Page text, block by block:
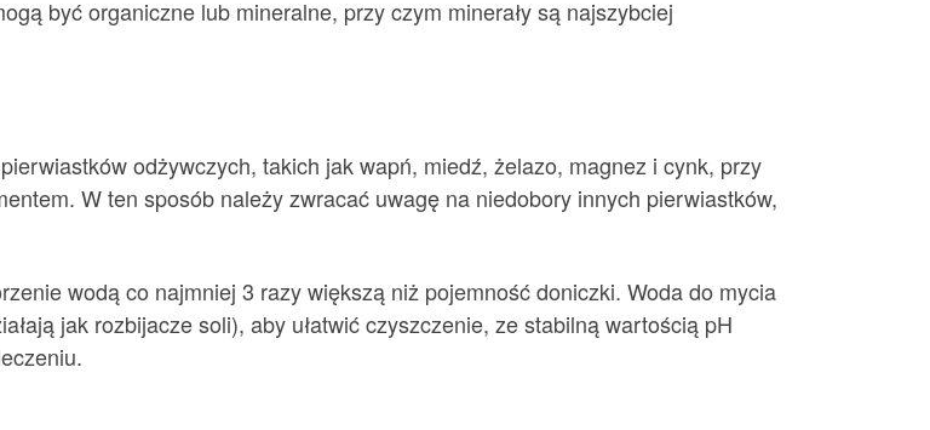
być organiczne lub mineralne, przy czym minerały są najszybciej
odżywczych, takich jak wapń, miedź, żelazo, magnez i cynk, przy
W ten sposób należy zwracać uwagę na niedobory innych pierwiastków,
wodą co najmniej 3 razy większą niż pojemność doniczki. Woda do mycia
jak rozbijacze soli), aby ułatwić czyszczenie, ze stabilną wartością pH